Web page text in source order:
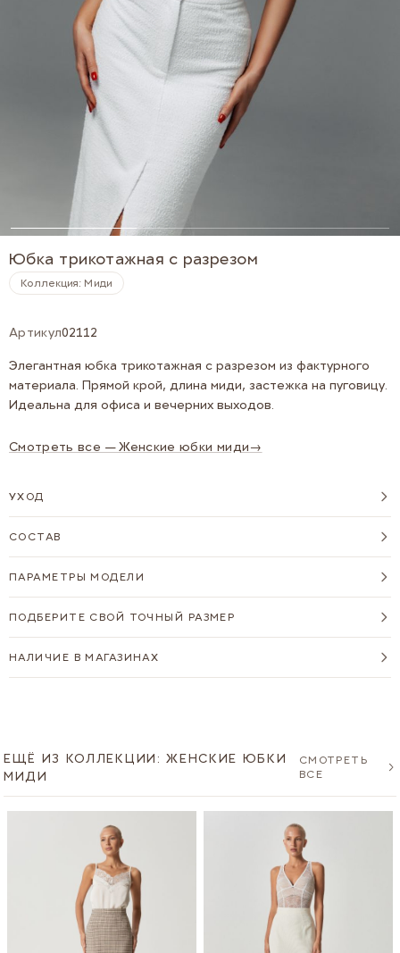
Юбка трикотажная с разрезом
Коллекция: Миди
Артикул02112
Элегантная юбка трикотажная с разрезом из фактурного
материала. Прямой крой, длина миди, застежка на пуговицу.
Идеальна для офиса и вечерних выходов.
Смотреть все — Женские юбки миди→
УХОД
СОСТАВ
ПАРАМЕТРЫ МОДЕЛИ
ПОДБЕРИТЕ СВОЙ ТОЧНЫЙ РАЗМЕР
НАЛИЧИЕ В МАГАЗИНАХ
ЕЩЁ ИЗ КОЛЛЕКЦИИ: ЖЕНСКИЕ ЮБКИ
МИДИ
СМОТРЕТЬ
ВСЕ
Navigating through the elements of the carousel is
Press to skip carousel
Press to go to carousel navigation